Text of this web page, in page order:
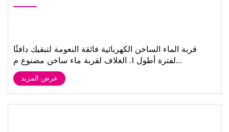
قربة الماء الساخن الكهربائية فائقة النعومة لتبقيك دافئًا
لفترة أطول 1. الغلاف لقربة ماء ساخن مصنوع م...
عرض المزيد